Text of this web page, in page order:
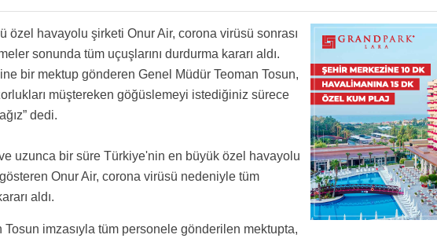
mı
dilimi eşşek arısı soksun!
bos bos yaziyorsun
işten çıkardınız zaten ve birçok kişiye ücretsiz izin verdiniz şimdide kalkıp herkese maaş verecem
vardı oda eriyecek gidecek sonunuz Atlas gibi olacak yazık yazık çok yazık
için olabilir mi acaba? 30 uçakla 350 uçakla mı rekabet edecek? Beyni yok fikri var ya!
alıp 5 ay bekletip iptal ettiniz,Bazı şeylerin vebali yüksek oluyor.İşsizlik nedir anlamanız lazm.
maaş vermediğini söyleyen arkadaş ben onur air de çalışıyorum maaşlar yattı
özel havayolu şirketi Onur Air, corona virüsü sonrası
sonunda tüm uçuşlarını durdurma kararı aldı.
bir mektup gönderen Genel Müdür Teoman Tosun,
müştereken göğüslemeyi istediğiniz sürece
dedi.
uzunca bir süre Türkiye'nin en büyük özel havayolu
Onur Air, corona virüsü nedeniyle tüm
aldı.
Tosun imzasıyla tüm personele gönderilen mektupta,